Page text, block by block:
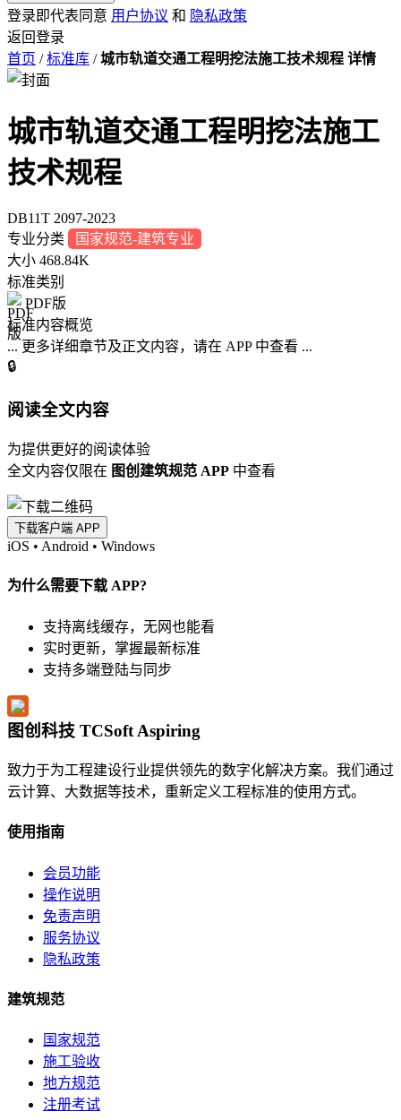
登录即代表同意 用户协议 和 隐私政策
返回登录
首页 / 标准库 / 城市轨道交通工程明挖法施工技术规程 详情
城市轨道交通工程明挖法施工
技术规程
DB11T 2097-2023
专业分类
国家规范-建筑专业
大小 468.84K
标准类别
PDF版
标准内容概览
... 更多详细章节及正文内容，请在 APP 中查看 ...
🔒
阅读全文内容
为提供更好的阅读体验
全文内容仅限在 图创建筑规范 APP 中查看
下载客户端 APP
iOS • Android • Windows
为什么需要下载 APP?
支持离线缓存，无网也能看
实时更新，掌握最新标准
支持多端登陆与同步
图创科技 TCSoft Aspiring
致力于为工程建设行业提供领先的数字化解决方案。我们通过
云计算、大数据等技术，重新定义工程标准的使用方式。
使用指南
会员功能
操作说明
免责声明
服务协议
隐私政策
建筑规范
国家规范
施工验收
地方规范
注册考试